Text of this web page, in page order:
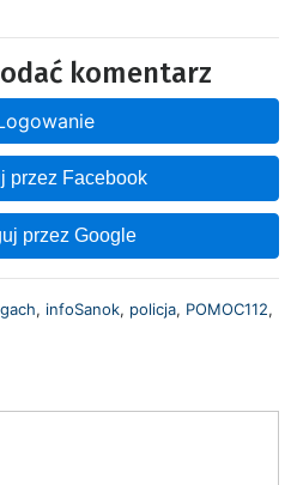
komentarz
przez Facebook
przez Google
, infoSanok, policja, POMOC112,